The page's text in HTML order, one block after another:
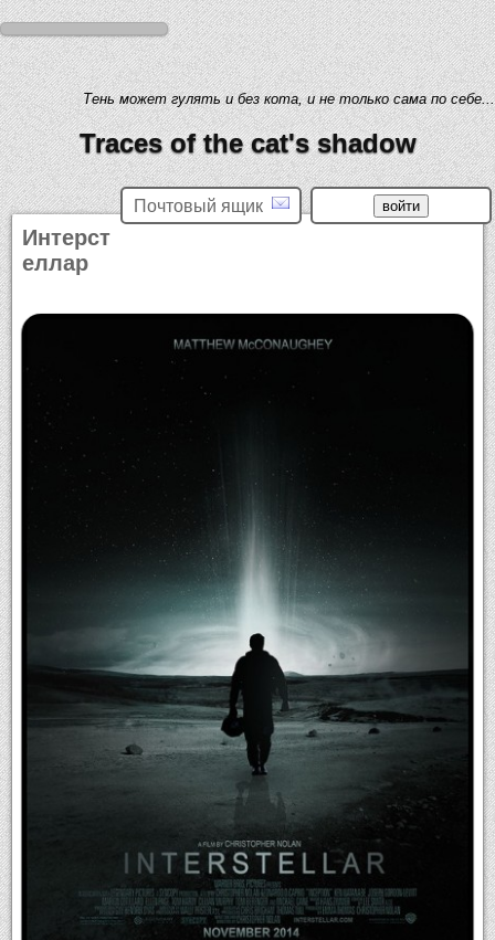
Тень может гулять и без кота, и не только сама по себе...
Traces of the cat's shadow
Почтовый ящик
Интерст
еллар